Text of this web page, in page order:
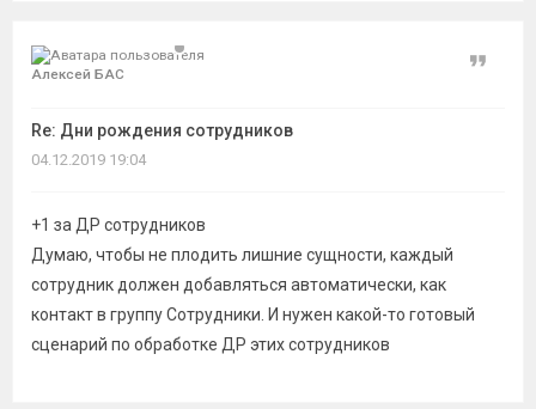
Алексей БАС
Re: Дни рождения сотрудников
Цитата
04.12.2019 19:04
+1 за ДР сотрудников
Думаю, чтобы не плодить лишние сущности, каждый
сотрудник должен добавляться автоматически, как
контакт в группу Сотрудники. И нужен какой-то готовый
сценарий по обработке ДР этих сотрудников